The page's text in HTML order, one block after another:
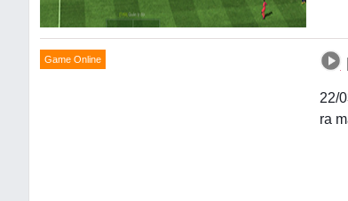
Game Online
22/
ra